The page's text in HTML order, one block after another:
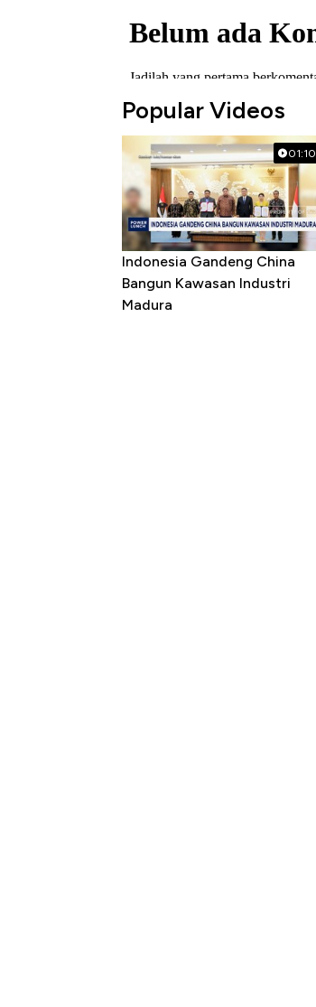
Popular Videos
01:10
Indonesia Gandeng China
Bangun Kawasan Industri
Madura